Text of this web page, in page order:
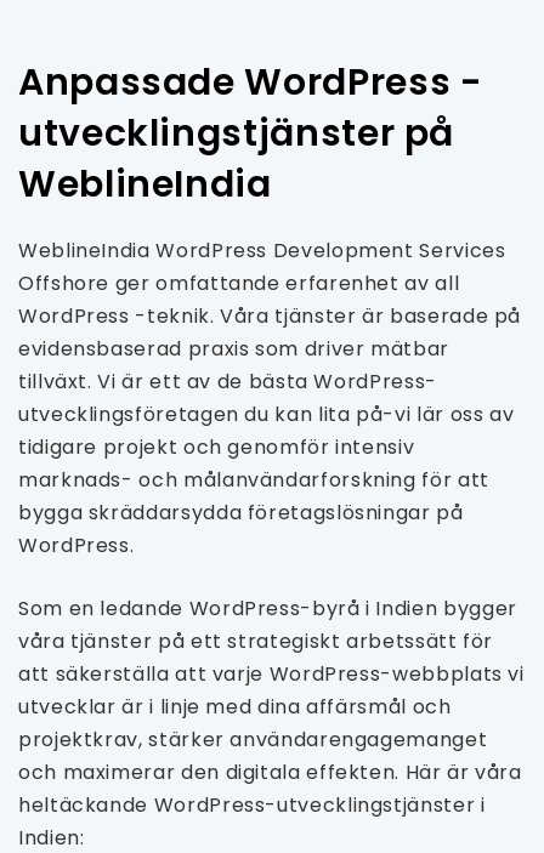
Anpassade WordPress -
utvecklingstjänster på
WeblineIndia
WeblineIndia WordPress Development Services
Offshore ger omfattande erfarenhet av all
WordPress -teknik. Våra tjänster är baserade på
evidensbaserad praxis som driver mätbar
tillväxt. Vi är ett av de bästa WordPress-
utvecklingsföretagen du kan lita på-vi lär oss av
tidigare projekt och genomför intensiv
marknads- och målanvändarforskning för att
bygga skräddarsydda företagslösningar på
WordPress.
Som en ledande WordPress-byrå i Indien bygger
våra tjänster på ett strategiskt arbetssätt för
att säkerställa att varje WordPress-webbplats vi
utvecklar är i linje med dina affärsmål och
projektkrav, stärker användarengagemanget
och maximerar den digitala effekten. Här är våra
heltäckande WordPress-utvecklingstjänster i
Indien: